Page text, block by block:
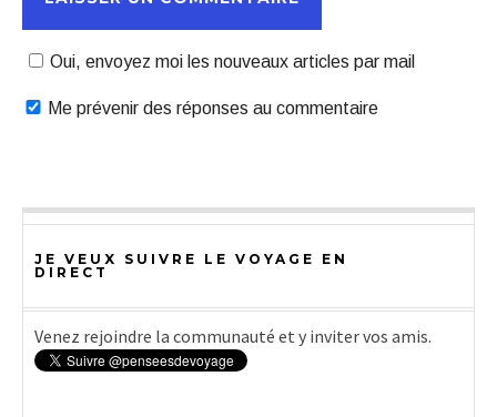
Oui, envoyez moi les nouveaux articles par mail
Me prévenir des réponses au commentaire
JE VEUX SUIVRE LE VOYAGE EN
DIRECT
Venez rejoindre la communauté et y inviter vos amis.